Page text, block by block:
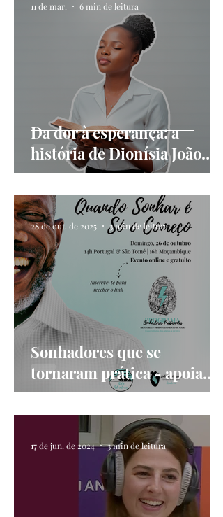
Da dor à esperança: a
história de Dionísia João
Manuel
11 de mar. 6 min de leitura
Sonhadores que se
tornaram prática - apoia
projetos de vida
28 de out. de 2025 3 min de leitura
17 de jun. de 2024 3 min de leitura